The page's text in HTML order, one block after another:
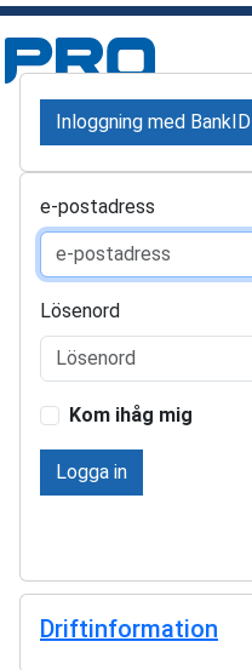
Inloggning med BankID
e-postadress
Lösenord
Kom ihåg mig
Logga in
Driftinformation